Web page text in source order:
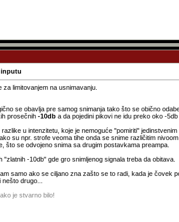
inputu
za limitovanjem na usnimavanju.
se obavlja pre samog snimanja tako što se obično
prosečnih -10db a da pojedini pikovi ne idu preko oko -5db
u intenzitetu, koje je nemoguće "pomiriti"
su npr. strofe veoma tihe onda se snime različitim
što se odvojeno snima sa drugim postavkama preampa.
"zlatnih -10db" gde gro snimljenog signala treba da obitava.
samo ako se ciljano zna zašto se to radi, kada je čovek
drugo...
je stvarno bilo!